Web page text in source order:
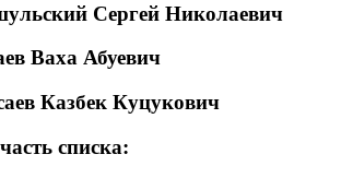
Сергей Николаевич
Абуевич
Куцукович
списка: